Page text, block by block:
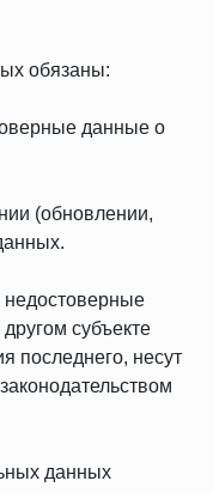
обязаны:
данные о
(обновлении,
субъекте
последнего, несут
данных